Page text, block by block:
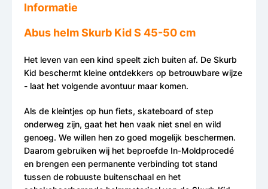
Informatie
Abus helm Skurb Kid S 45-50 cm
Het leven van een kind speelt zich buiten af. De Skurb
Kid beschermt kleine ontdekkers op betrouwbare wijze
- laat het volgende avontuur maar komen.
Als de kleintjes op hun fiets, skateboard of step
onderweg zijn, gaat het hen vaak niet snel en wild
genoeg. We willen hen zo goed mogelijk beschermen.
Daarom gebruiken wij het beproefde In-Moldprocedé
en brengen een permanente verbinding tot stand
tussen de robuuste buitenschaal en het